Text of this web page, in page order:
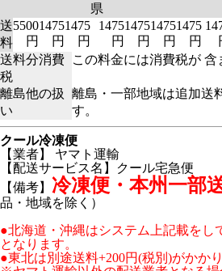
県
送
料
5500
円
1475
円
1475
円
1475
円
1475
円
1475
円
1475
円
送料分消費
税
この料金には消費税が 含
離島他の扱
い
離島・一部地域は追加送
す。
クール冷凍便
【業者】 ヤマト運輸
【配送サービス名】クール宅急便
【備考】 冷凍便・本州一部
品・地域を除く）
●北海道・沖縄はシステム上記載をし
となります。
●東北は別途送料+200円(税別)がかかり